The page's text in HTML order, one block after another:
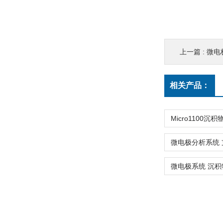
上一篇 : 微电
相关产品：